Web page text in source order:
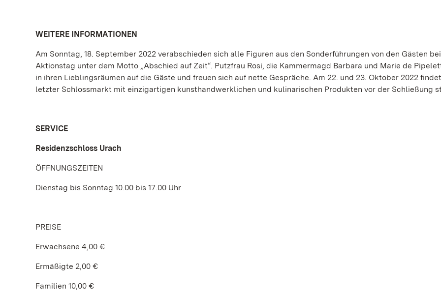
WEITERE INFORMATIONEN
Am Sonntag, 18. September 2022 verabschieden sich alle Figuren aus den Sonderführungen von den Gästen
Aktionstag unter dem Motto „Abschied auf Zeit“. Putzfrau Rosi, die Kammermagd Barbara und Marie de
in ihren Lieblingsräumen auf die Gäste und freuen sich auf nette Gespräche. Am 22. und 23. Oktober 2022
letzter Schlossmarkt mit einzigartigen kunsthandwerklichen und kulinarischen Produkten vor der Schließung
SERVICE
Residenzschloss Urach
ÖFFNUNGSZEITEN
Dienstag bis Sonntag 10.00 bis 17.00 Uhr
PREISE
Erwachsene 4,00 €
Ermäßigte 2,00 €
Familien 10,00 €